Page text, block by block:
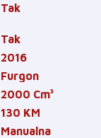
Tak
Tak
2016
Furgon
2000 Cm³
130 KM
Manualna